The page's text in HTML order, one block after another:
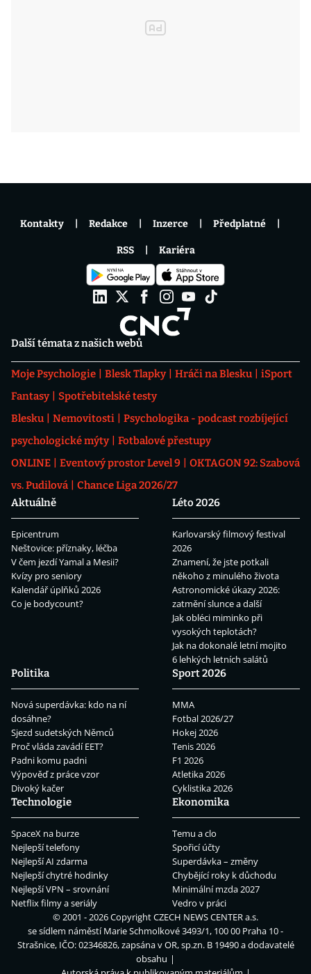
Další témata z našich webů
Moje Psychologie Blesk Tlapky Hráči na Blesku
iSport
Fantasy
Spotřebitelské testy
Blesku
Nemovitosti
Psychologika - podcast rozbíjející
psychologické mýty
Fotbalové přestupy
ONLINE
Eventový prostor Level 9
OKTAGON 92: Szabová
vs. Pudilová
Chance Liga 2026/27
Aktuálně
Epicentrum
Neštovice: příznaky, léčba
V čem jezdí Yamal a Mesii?
Kvízy pro seniory
Kalendář úplňků 2026
Co je bodycount?
Léto 2026
Karlovarský filmový festival
2026
Znamení, že jste potkali
někoho z minulého života
Astronomické úkazy 2026:
zatmění slunce a další
Jak obléci miminko při
vysokých teplotách?
Jak na dokonalé letní mojito
6 lehkých letních salátů
Politika
Nová superdávka: kdo na ní
dosáhne?
Sjezd sudetských Němců
Proč vláda zavádí EET?
Padni komu padni
Výpověď z práce vzor
Divoký kačer
Sport 2026
MMA
Fotbal 2026/27
Hokej 2026
Tenis 2026
F1 2026
Atletika 2026
Cyklistika 2026
Technologie
SpaceX na burze
Nejlepší telefony
Nejlepší AI zdarma
Nejlepší chytré hodinky
Nejlepší VPN – srovnání
Netflix filmy a seriály
Ekonomika
Temu a clo
Spořicí účty
Superdávka – změny
Chybějící roky k důchodu
Minimální mzda 2027
Vedro v práci
Kontakty Redakce Inzerce Předplatné
RSS Kariéra
© 2001 - 2026 CopyrightCZECH NEWS CENTER a.s.
se sídlem náměstí Marie Schmolkové 3493/1, 100 00 Praha 10 -
Strašnice, IČO: 02346826, zapsána v OR, sp.zn. B 19490 a dodavatelé
obsahu